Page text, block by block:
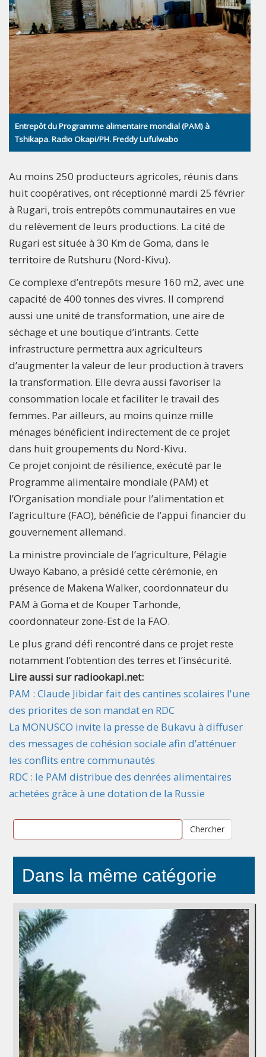
Entrepôt du Programme alimentaire mondial (PAM) à
Tshikapa. Radio Okapi/PH. Freddy Lufulwabo
Au moins 250 producteurs agricoles, réunis dans
huit coopératives, ont réceptionné mardi 25 février
à Rugari, trois entrepôts communautaires en vue
du relèvement de leurs productions. La cité de
Rugari est située à 30 Km de Goma, dans le
territoire de Rutshuru (Nord-Kivu).
Ce complexe d’entrepôts mesure 160 m2, avec une
capacité de 400 tonnes des vivres. Il comprend
aussi une unité de transformation, une aire de
séchage et une boutique d’intrants. Cette
infrastructure permettra aux agriculteurs
d’augmenter la valeur de leur production à travers
la transformation. Elle devra aussi favoriser la
consommation locale et faciliter le travail des
femmes. Par ailleurs, au moins quinze mille
ménages bénéficient indirectement de ce projet
dans huit groupements du Nord-Kivu.
Ce projet conjoint de résilience, exécuté par le
Programme alimentaire mondiale (PAM) et
l’Organisation mondiale pour l’alimentation et
l’agriculture (FAO), bénéficie de l’appui financier du
gouvernement allemand.
La ministre provinciale de l’agriculture, Pélagie
Uwayo Kabano, a présidé cette cérémonie, en
présence de Makena Walker, coordonnateur du
PAM à Goma et de Kouper Tarhonde,
coordonnateur zone-Est de la FAO.
Le plus grand défi rencontré dans ce projet reste
notamment l’obtention des terres et l’insécurité.
Lire aussi sur radiookapi.net:
PAM : Claude Jibidar fait des cantines scolaires l'une
des priorites de son mandat en RDC
La MONUSCO invite la presse de Bukavu à diffuser
des messages de cohésion sociale afin d’atténuer
les conflits entre communautés
RDC : le PAM distribue des denrées alimentaires
achetées grâce à une dotation de la Russie
Chercher
Dans la même catégorie